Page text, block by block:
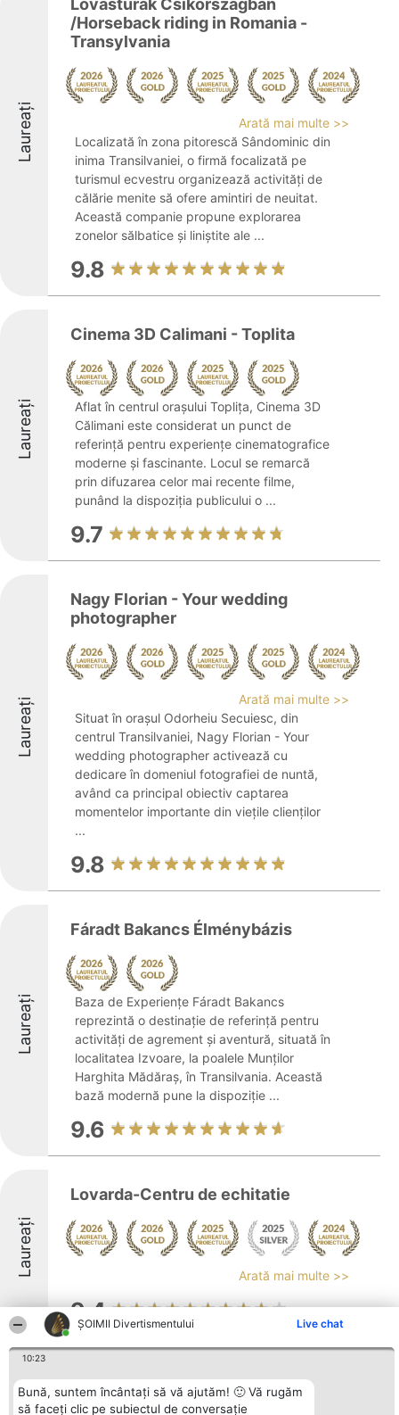
ŞOIMII Divertismentului Live chat
10:23
Bună, suntem încântați să vă ajutăm! 🙂 Vă rugăm
să faceți clic pe subiectul de conversație
Laureați
Lovastúrák Csikországban
/Horseback riding in Romania -
Transylvania
Arată mai multe >>
Localizată în zona pitorescă Sândominic din
inima Transilvaniei, o firmă focalizată pe
turismul ecvestru organizează activități de
călărie menite să ofere amintiri de neuitat.
Această companie propune explorarea
zonelor sălbatice și liniștite ale ...
9.8
Laureați
Cinema 3D Calimani - Toplita
Aflat în centrul orașului Toplița, Cinema 3D
Călimani este considerat un punct de
referință pentru experiențe cinematografice
moderne și fascinante. Locul se remarcă
prin difuzarea celor mai recente filme,
punând la dispoziția publicului o ...
9.7
Laureați
Nagy Florian - Your wedding
photographer
Arată mai multe >>
Situat în orașul Odorheiu Secuiesc, din
centrul Transilvaniei, Nagy Florian - Your
wedding photographer activează cu
dedicare în domeniul fotografiei de nuntă,
având ca principal obiectiv captarea
momentelor importante din viețile clienților
...
9.8
Laureați
Fáradt Bakancs Élménybázis
Baza de Experiențe Fáradt Bakancs
reprezintă o destinație de referință pentru
activități de agrement și aventură, situată în
localitatea Izvoare, la poalele Munților
Harghita Mădăraș, în Transilvania. Această
bază modernă pune la dispoziție ...
9.6
Laureați
Lovarda-Centru de echitatie
Arată mai multe >>
9.4
Party Club